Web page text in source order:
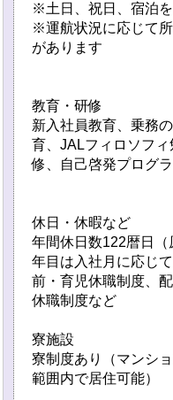
※土日、祝日、宿泊
※運航状況に応じて
があります
教育・研修
新入社員教育、乗務
育、JALフィロソフ
修、自己啓発プログ
休日・休暇など
年間休日数122暦日
年目は入社月に応じ
前・育児休職制度、
休職制度など
寮施設
寮制度あり（マンシ
範囲内で居住可能）